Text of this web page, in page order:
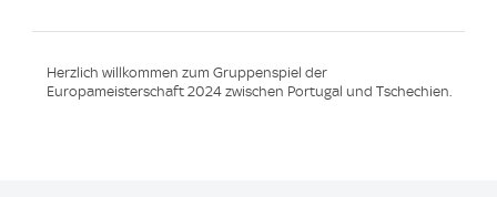
Herzlich willkommen zum Gruppenspiel der
Europameisterschaft 2024 zwischen Portugal und Tschechien.